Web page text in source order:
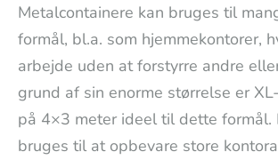
Metalcontainere kan bruges til
formål, bl.a. som hjemmekontorer,
arbejde uden at forstyrre andre
grund af sin enorme størrelse er
på 4×3 meter ideel til dette formål.
bruges til at opbevare store